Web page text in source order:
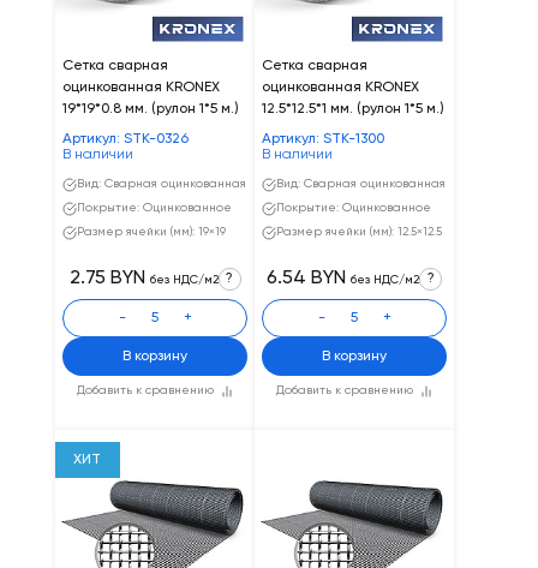
Сетка сварная
оцинкованная KRONEX
19*19*0.8 мм. (рулон 1*5 м.)
Артикул: STK-0326
В наличии
Вид: Сварная оцинкованная
Покрытие: Оцинкованное
Размер ячейки (мм): 19×19
Добавить к сравнению
2.75 BYN без НДС/м2 ?
- +
В корзину
Сетка сварная
оцинкованная KRONEX
12.5*12.5*1 мм. (рулон 1*5 м.)
Артикул: STK-1300
В наличии
Вид: Сварная оцинкованная
Покрытие: Оцинкованное
Размер ячейки (мм): 12.5×12.5
Добавить к сравнению
6.54 BYN без НДС/м2 ?
- +
В корзину
ХИТ